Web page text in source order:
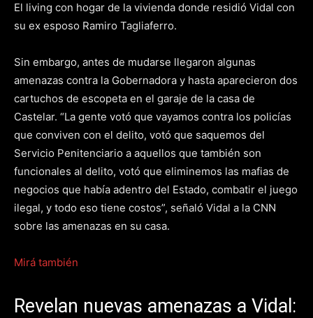
El living con hogar de la vivienda donde residió Vidal con
su ex esposo Ramiro Tagliaferro.
Sin embargo, antes de mudarse llegaron algunas
amenazas contra la Gobernadora y hasta aparecieron dos
cartuchos de escopeta en el garaje de la casa de
Castelar. “La gente votó que vayamos contra los policías
que conviven con el delito, votó que saquemos del
Servicio Penitenciario a aquellos que también son
funcionales al delito, votó que eliminemos las mafias de
negocios que había adentro del Estado, combatir el juego
ilegal, y todo eso tiene costos”, señaló Vidal a la CNN
sobre las amenazas en su casa.
Mirá también
Revelan nuevas amenazas a Vidal: